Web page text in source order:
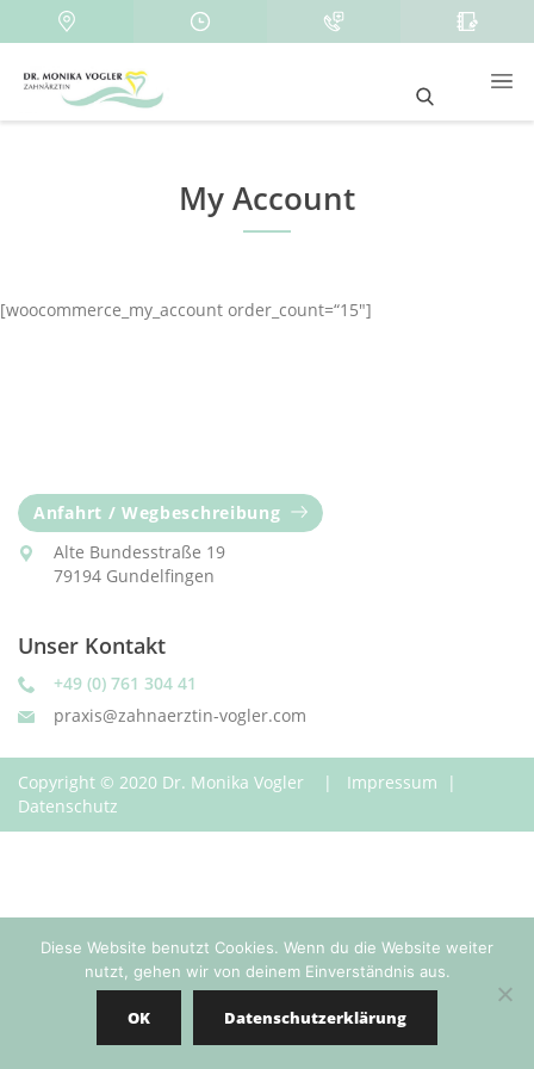
My Account
[woocommerce_my_account order_count=“15″]
Anfahrt / Wegbeschreibung
Alte Bundesstraße 19
79194 Gundelfingen
Unser Kontakt
+49 (0) 761 304 41
praxis@zahnaerztin-vogler.com
Copyright © 2020 Dr. Monika Vogler | Impressum |
Datenschutz
Diese Website benutzt Cookies. Wenn du die Website weiter
nutzt, gehen wir von deinem Einverständnis aus.
OK Datenschutzerklärung